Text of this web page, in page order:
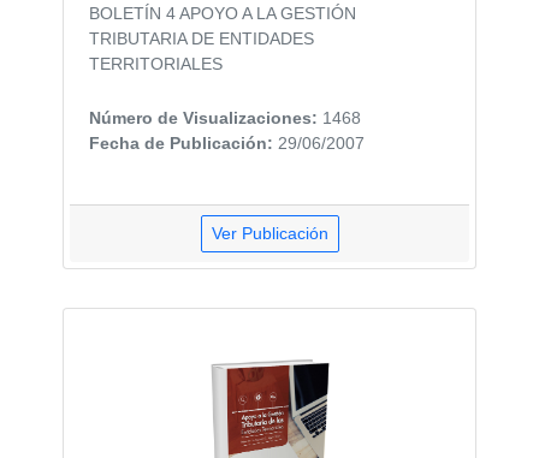
BOLETÍN 4 APOYO A LA GESTIÓN
TRIBUTARIA DE ENTIDADES
TERRITORIALES
Número de Visualizaciones: 1468
Fecha de Publicación: 29/06/2007
Ver Publicación